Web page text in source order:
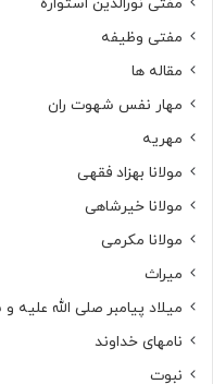
مفتی وظیفه
مقاله ها
مهار نفس شهوت ران
مهریه
مولانا بهزاد فقهی
مولانا خیرشاهی
مولانا مکرمی
میراث
میلاد پیامبر صلی الله علیه
نامهای خداوند
نبوت